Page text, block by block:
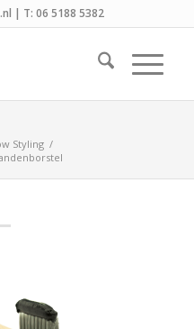
| T: 06 5188 5382
Styling /